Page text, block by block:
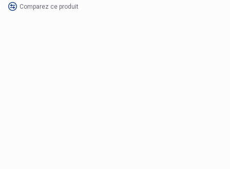
Comparez ce produit